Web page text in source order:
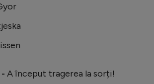
A început tragerea la sorți!